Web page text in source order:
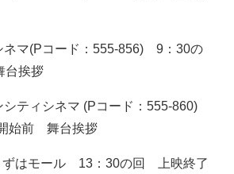
ネマ(Pコード：555-856) 9：30の
挨拶
シティシネマ (Pコード：555-860)
始前 舞台挨拶
ずはモール 13：30の回 上映終了